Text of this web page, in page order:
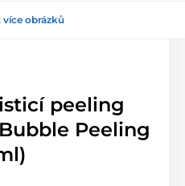
více obrázků
peeling
Peeling